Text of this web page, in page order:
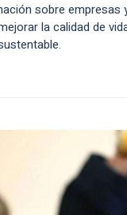
sobre empresas
la calidad de